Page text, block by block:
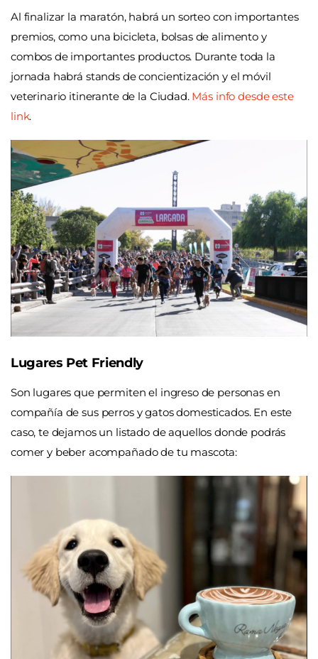
Al finalizar la maratón, habrá un sorteo con importantes
premios, como una bicicleta, bolsas de alimento y
combos de importantes productos. Durante toda la
jornada habrá stands de concientización y el móvil
veterinario itinerante de la Ciudad. Más info desde este
link.
Lugares Pet Friendly
Son lugares que permiten el ingreso de personas en
compañía de sus perros y gatos domesticados. En este
caso, te dejamos un listado de aquellos donde podrás
comer y beber acompañado de tu mascota: